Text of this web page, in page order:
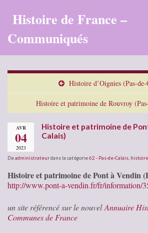
Histoire de France –
Communiqués
Histoire d’Oignies (Pas-de-
Histoire et patrimoine de Rouvroy
AVR
04
2023
Histoire et patrimoine de
Calais)
Deadministrateurdans la catégorie62 - Pas-de-Calais
Histoire et patrimoine de Pont à Vendin
http://www.pont-a-vendin.fr/fr/information/
un site référencé sur le nouvelAnnuaire
Communes de France